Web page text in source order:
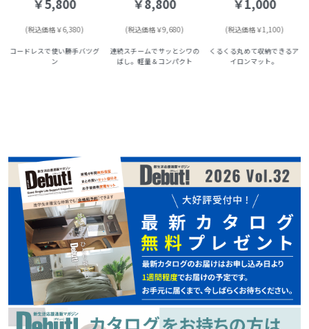
￥5,800
(税込価格￥6,380)
コードレスで使い勝手バツグ
ン
￥8,800
(税込価格￥9,680)
連続スチームでサッとシワの
ばし。軽量＆コンパクト
￥1,000
(税込価格￥1,100)
くるくる丸めて収納できるア
イロンマット。